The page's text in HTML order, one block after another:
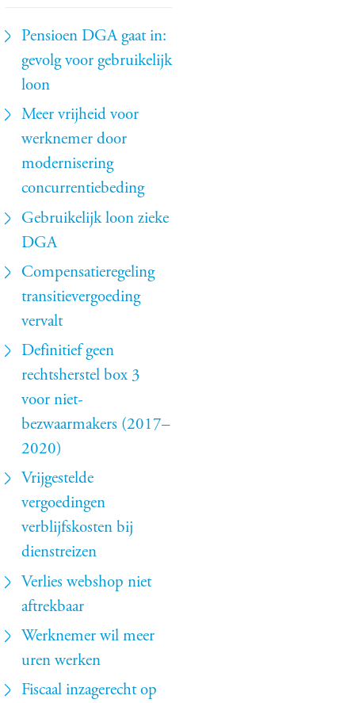
Pensioen DGA gaat in:
gevolg voor gebruikelijk
loon
Meer vrijheid voor
werknemer door
modernisering
concurrentiebeding
Gebruikelijk loon zieke
DGA
Compensatieregeling
transitievergoeding
vervalt
Definitief geen
rechtsherstel box 3
voor niet-
bezwaarmakers (2017–
2020)
Vrijgestelde
vergoedingen
verblijfskosten bij
dienstreizen
Verlies webshop niet
aftrekbaar
Werknemer wil meer
uren werken
Fiscaal inzagerecht op